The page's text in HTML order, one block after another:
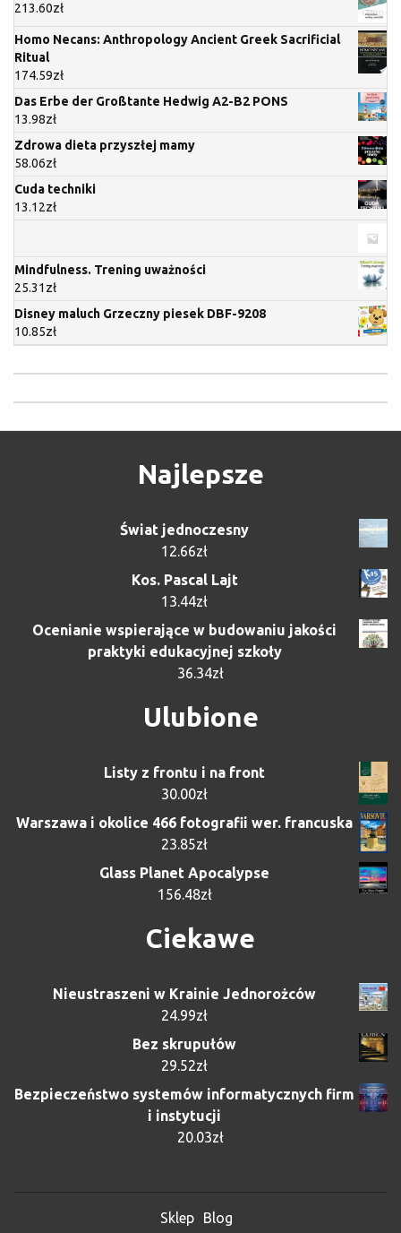
213.60zł
Homo Necans: Anthropology Ancient Greek Sacrificial
Ritual
174.59zł
Das Erbe der Großtante Hedwig A2-B2 PONS
13.98zł
Zdrowa dieta przyszłej mamy
58.06zł
Cuda techniki
13.12zł
Mindfulness. Trening uważności
25.31 zł
Disney maluch Grzeczny piesek DBF-9208
10.85zł
Najlepsze
Świat jednoczesny
12.66zł
Kos. Pascal Lajt
13.44zł
Ocenianie wspierające w budowaniu jakości
praktyki edukacyjnej szkoły
36.34zł
Ulubione
Listy z frontu i na front
30.00zł
Warszawa i okolice 466 fotografii wer. francuska
23.85zł
Glass Planet Apocalypse
156.48zł
Ciekawe
Nieustraszeni w Krainie Jednorożców
24.99zł
Bez skrupułów
29.52zł
Bezpieczeństwo systemów informatycznych firm
i instytucji
20.03zł
Sklep Blog